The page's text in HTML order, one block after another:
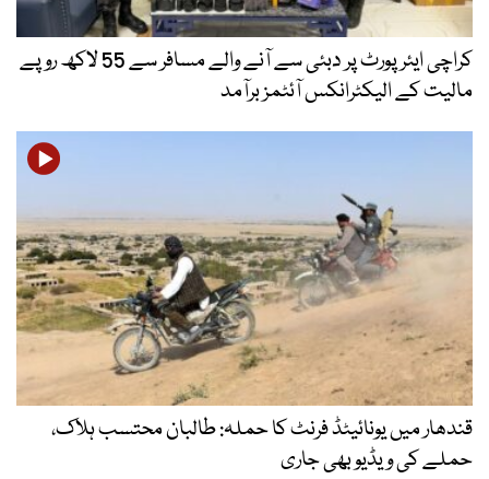
کراچی ایئرپورٹ پر دبئی سے آنے والے مسافر سے 55 لاکھ روپے
مالیت کے الیکٹرانکس آئٹمز برآمد
قندھار میں یونائیٹڈ فرنٹ کا حملہ: طالبان محتسب ہلاک،
حملے کی ویڈیو بھی جاری